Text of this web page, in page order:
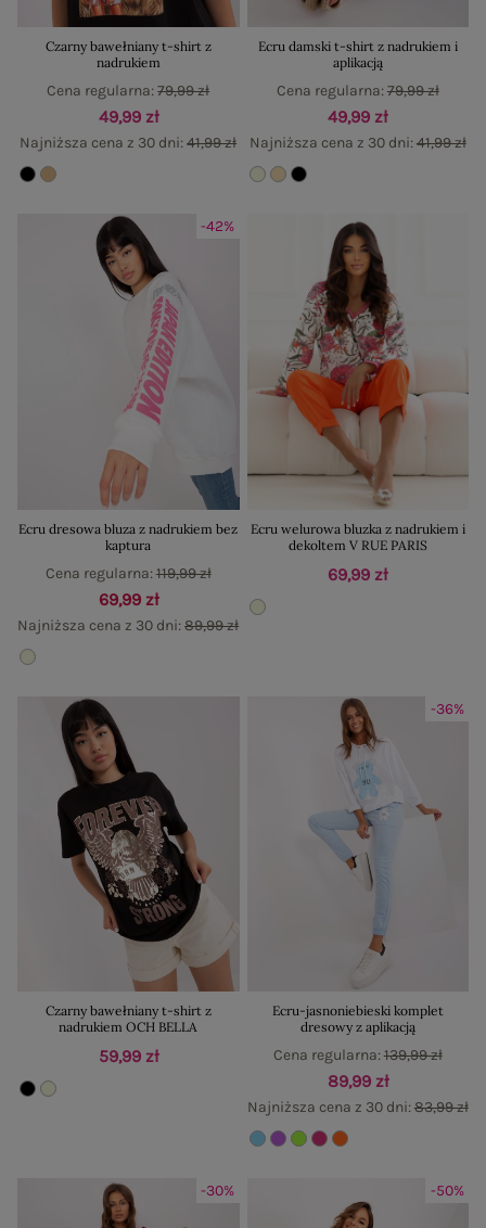
Czarny bawełniany t-shirt z
nadrukiem
49,99 zł
Najniższa cena z 30 dni:41,99 zł
Cena regularna:79,99 zł
Ecru damski t-shirt z nadrukiem i
aplikacją
49,99 zł
Najniższa cena z 30 dni:41,99 zł
Cena regularna:79,99 zł
-42%
Ecru dresowa bluza z nadrukiem bez
kaptura
69,99 zł
Najniższa cena z 30 dni:89,99 zł
Cena regularna:119,99 zł
Ecru welurowa bluzka z nadrukiem i
dekoltem V RUE PARIS
69,99 zł
Czarny bawełniany t-shirt z
nadrukiem OCH BELLA
59,99 zł
-36%
Ecru-jasnoniebieski komplet
dresowy z aplikacją
89,99 zł
Najniższa cena z 30 dni:83,99 zł
Cena regularna:139,99 zł
-30% -50%